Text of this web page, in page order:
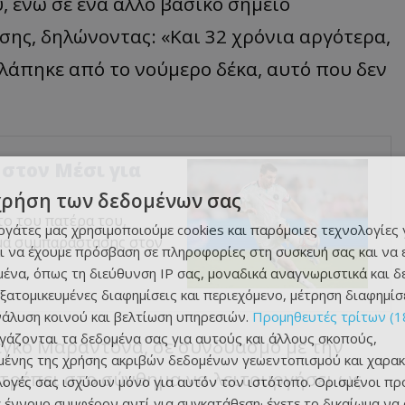
δηλώνοντας: «Και 32 χρόνια αργότερα,
από το νούμερο δέκα, αυτό που δεν
Μέσι για
του πατέρα του,
συμπαράστασης στον
Μαραντόνα, σε συνδυασμό με την
στο σύνθημα να λειτουργήσει ως
των δεδομένων σας
μας χρησιμοποιούμε cookies και παρόμοιες τεχνολογίες
να έχουμε πρόσβαση σε πληροφορίες στη συσκευή σας και να
όπως τη διεύθυνση IP σας, μοναδικά αναγνωριστικά και
διαφημίσεις και περιεχόμενο, μέτρηση
κοινού και βελτίωση υπηρεσιών. Προμηθευτές τρίτων
τα δεδομένα σας για αυτούς και άλλους σκοπούς,
της χρήσης ακριβών δεδομένων γεωεντοπισμού και
σας ισχύουν μόνο για αυτόν τον ιστότοπο. Ορισμένοι